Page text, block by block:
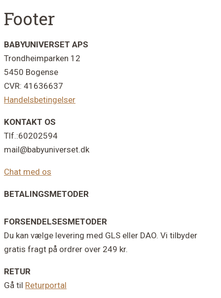
Footer
BABYUNIVERSET APS
Trondheimparken 12
5450 Bogense
CVR: 41636637
Handelsbetingelser
KONTAKT OS
Tlf.:60202594
mail@babyuniverset.dk
Chat med os
BETALINGSMETODER
FORSENDELSESMETODER
Du kan vælge levering med GLS eller DAO. Vi tilbyder
gratis fragt på ordrer over 249 kr.
RETUR
Gå til Returportal